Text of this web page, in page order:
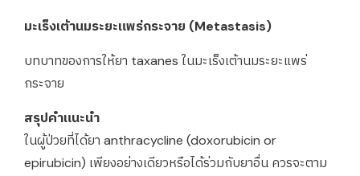
มะเร็งเต้านมระยะแพร่กระจาย (Metastasis)
บทบาทของการให้ยา taxanes ในมะเร็งเต้านมระยะแพร่
กระจาย
สรุปคำแนะนำ
ในผู้ป่วยที่ได้ยา anthracycline (doxorubicin or
epirubicin) เพียงอย่างเดียวหรือได้ร่วมกับยาอื่น ควรจะตาม